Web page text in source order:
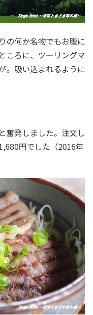
の何か名物でもお腹に
ころに、ツーリングマ
。吸い込まれるように
奮発しました。注文し
円でした（2016年